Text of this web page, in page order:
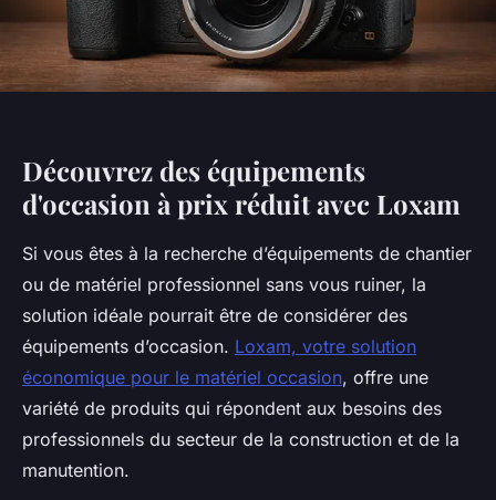
Découvrez des équipements
d'occasion à prix réduit avec Loxam
Si vous êtes à la recherche d’équipements de chantier
ou de matériel professionnel sans vous ruiner, la
solution idéale pourrait être de considérer des
équipements d’occasion. Loxam, votre solution
économique pour le matériel occasion, offre une
variété de produits qui répondent aux besoins des
professionnels du secteur de la construction et de la
manutention.